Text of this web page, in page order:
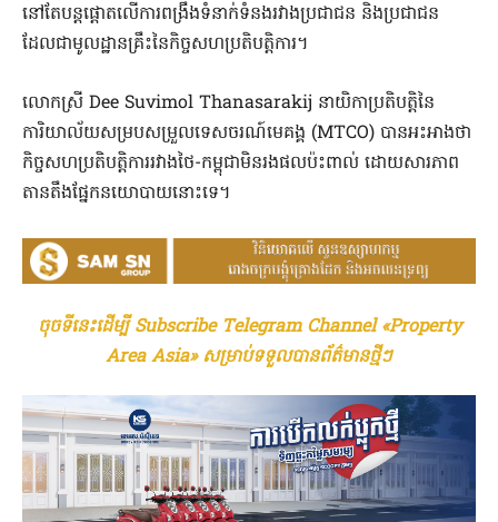
នៅតែបន្តផ្តោតលើការពង្រឹងទំនាក់ទំនងរវាងប្រជាជន និងប្រជាជន
ដែលជាមូលដ្ឋានគ្រឹះនៃកិច្ចសហប្រតិបត្តិការ។
លោកស្រី Dee Suvimol Thanasarakij នាយិកាប្រតិបត្តិនៃ
ការិយាល័យសម្របសម្រួលទេសចរណ៍មេគង្គ (MTCO) បានអះអាងថា
កិច្ចសហប្រតិបត្តិការរវាងថៃ-កម្ពុជាមិនរងផលប៉ះពាល់ ដោយសារភាព
តានតឹងផ្នែកនយោបាយនោះទេ។
ចុចទីនេះដើម្បី Subscribe Telegram Channel «Property
Area Asia» សម្រាប់ទទួលបានព័ត៌មានថ្មីៗ